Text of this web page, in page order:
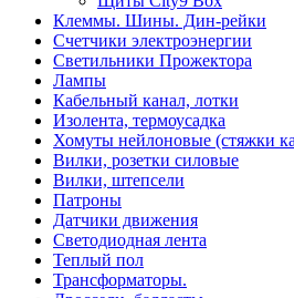
Клеммы. Шины. Дин-рейки
Счетчики электроэнергии
Светильники Прожектора
Лампы
Кабельный канал, лотки
Изолента, термоусадка
Хомуты нейлоновые (стяжки
Вилки, розетки силовые
Вилки, штепсели
Патроны
Датчики движения
Светодиодная лента
Теплый пол
Трансформаторы.